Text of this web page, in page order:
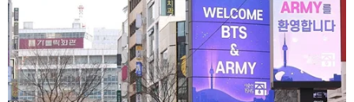
Quảng cáo: Phó TBT Nguyễn Thị Tám: 093.5958688, Email:
tamvna@gmail.com
Điện thoại: (024) 39411349 - (024) 39411348, Fax: (024)
39411348
Email:vietnamplus2008@gmail.com